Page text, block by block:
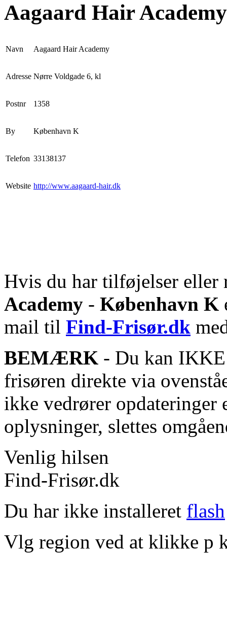
Aagaard Hair Academy
Navn Aagaard Hair Academy
Adresse Nørre Voldgade 6, kl
Postnr 1358
By København K
Telefon 33138137
Website http://www.aagaard-hair.dk
Hvis du har tilføjelser eller
Academy - København K
mail til Find-Frisør.dk
BEMÆRK - Du kan IKKE
frisøren direkte via
ikke vedrører opdateringer
oplysninger, slettes
Venlig hilsen
Find-Frisør.dk
Du har ikke installeret flash
Vlg region ved at klikke p